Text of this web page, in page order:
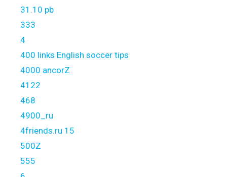
31.10 pb
333
4
400 links English soccer tips
4000 ancorZ
4122
468
4900_ru
4friends.ru 15
500Z
555